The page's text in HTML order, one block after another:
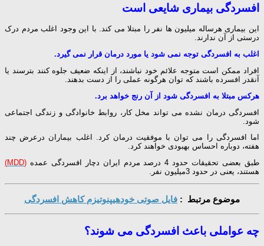
افسردگی بیماری شایعی است
این بیماری هرساله میلیون ها نفر را مبتلا می کند. با این وجود اغلب مردم درک
درستی از آن ندارند.
اغلب به افسردگی توجه نمی شود یا مورد درمان قرار نمی گیرد.
افراد ممکن است متوجه علائم خود نباشند، از اینکه ضعیف جلوه کنند بترسند یا
آنقدر افسرده باشند که توان هرگونه عملی را از دست بدهند.
هرکس مبتلا به افسردگی شود از آن رنج خواهد برد.
افسردگی درمان نشده می تواند مخل کار، روابط خانوادگی و زندگی اجتماعی
شود.
اما افسردگی را می توان با موفقیت درمان کرد. اغلب بیماران درعرض چند
هفته، دوباره احساس بهبودی خواهند کرد.
طبق بعضی تحقیقات حدود 4 درصد مردم ایران دچار افسردگی
عمده (MDD)
هستند، یعنی در حدود 3میلیون نفر.
موضوع مرتبط : فایل صوتی خودهیپنوتیزم کاهش افسردگی
چه عواملی باعث افسردگی می شوند؟